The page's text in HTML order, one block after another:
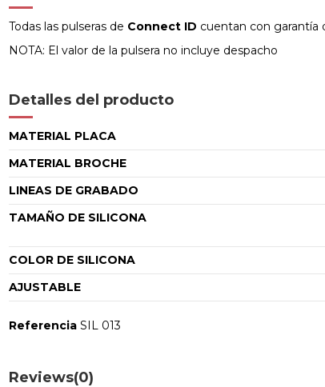
Todas las pulseras de Connect ID cuentan con garantía
NOTA: El valor de la pulsera no incluye despacho
Detalles del producto
MATERIAL PLACA
MATERIAL BROCHE
LINEAS DE GRABADO
TAMAÑO DE SILICONA
COLOR DE SILICONA
AJUSTABLE
Referencia SIL 013
Reviews(0)